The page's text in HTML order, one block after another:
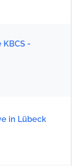
KBCS -
in Lübeck